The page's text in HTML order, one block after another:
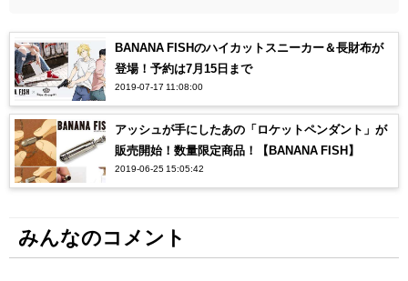
BANANA FISHのハイカットスニーカー＆長財布が
登場！予約は7月15日まで
2019-07-17 11:08:00
アッシュが手にしたあの「ロケットペンダント」が
販売開始！数量限定商品！【BANANA FISH】
2019-06-25 15:05:42
みんなのコメント